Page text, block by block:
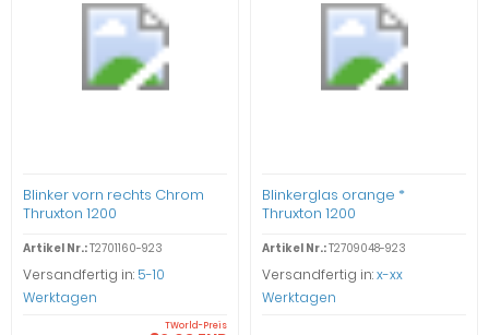
Blinker vorn rechts Chrom
Thruxton 1200
Artikel Nr.:T2701160-923
Versandfertig in: 5-10
Werktagen
TWorld-Preis
Blinkerglas orange *
Thruxton 1200
Artikel Nr.:T2709048-923
Versandfertig in:x-xx
Werktagen